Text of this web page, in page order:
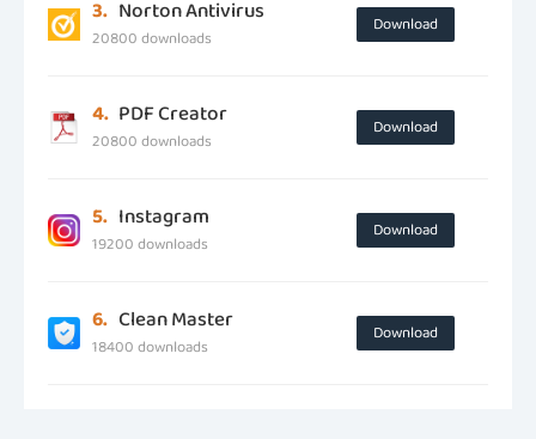
3. Norton Antivirus
20800 downloads
Download
4. PDF Creator
20800 downloads
Download
5. Instagram
19200 downloads
Download
6. Clean Master
18400 downloads
Download